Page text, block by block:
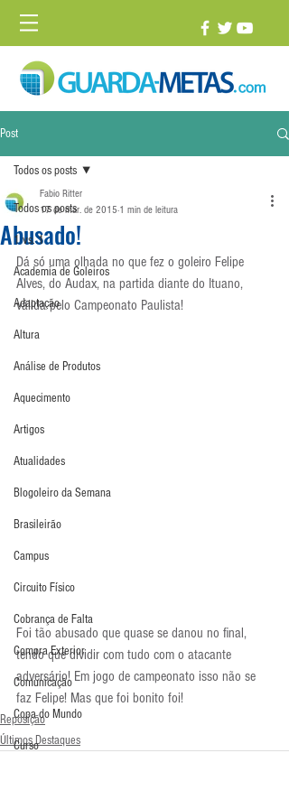
Post
Todos os posts
1 vs. 1
Academia de Goleiros
Adaptação
Altura
Análise de Produtos
Aquecimento
Artigos
Atualidades
Blogoleiro da Semana
Brasileirão
Campus
Circuito Físico
Cobrança de Falta
Compra Exterior
Comunicação
Copa do Mundo
Curso
Todos os posts
Abusado!
Fabio Ritter
17 de mar. de 2015 1 min de leitura
Dá só uma olhada no que fez o goleiro Felipe
Alves, do Audax, na partida diante do Ituano,
válida pelo Campeonato Paulista!
Foi tão abusado que quase se danou no final,
tendo que dividir com tudo com o atacante
adversário! Em jogo de campeonato isso não se
faz Felipe! Mas que foi bonito foi!
Reposição
Últimos Destaques